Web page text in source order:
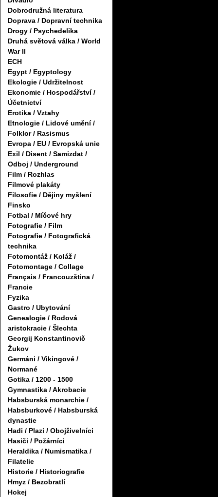
Dobrodružná literatura
Doprava / Dopravní technika
Drogy / Psychedelika
Druhá světová válka / World
War II
ECH
Egypt / Egyptology
Ekologie / Udržitelnost
Ekonomie / Hospodářství /
Účetnictví
Erotika / Vztahy
Etnologie / Lidové umění /
Folklor / Rasismus
Evropa / EU / Evropská unie
Exil / Disent / Samizdat /
Odboj / Underground
Film / Rozhlas
Filmové plakáty
Filosofie / Dějiny myšlení
Finsko
Fotbal / Míčové hry
Fotografie / Film
Fotografie / Fotografická
technika
Fotomontáž / Koláž /
Fotomontage / Collage
Français / Francouzština /
Francie
Fyzika
Gastro / Ubytování
Genealogie / Rodová
aristokracie / Šlechta
Georgij Konstantinovič
Žukov
Germáni / Vikingové /
Normané
Gotika / 1200 - 1500
Gymnastika / Akrobacie
Habsburská monarchie /
Habsburkové / Habsburská
dynastie
Hadi / Plazi / Obojživelníci
Hasiči / Požárníci
Heraldika / Numismatika /
Filatelie
Historie / Historiografie
Hmyz / Bezobratlí
Hokej